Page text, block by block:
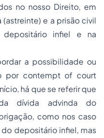
no nosso Direito, em
e a prisão civil
infiel e na
a possibilidade ou
por contempt of court
há que se referir que
dívida advinda do
como nos caso
depositário infiel, mas